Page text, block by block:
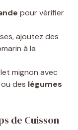
pour vérifier
ajoutez des
à la
mignon avec
des légumes
de Cuisson